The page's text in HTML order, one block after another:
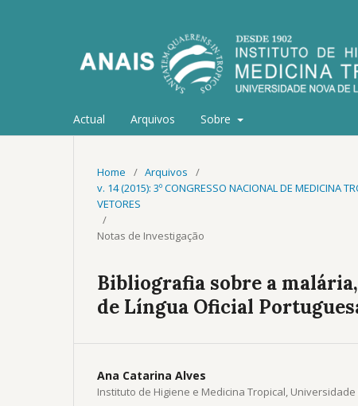
Actual Arquivos Sobre
Home / Arquivos
/
v. 14 (2015): 3º CONGRESSO NACIONAL DE MEDICINA
VETORES
/
Notas de Investigação
Bibliografia sobre a
de Língua Oficial
Ana Catarina Alves
Instituto de Higiene e Medicina Tropical, Universidade